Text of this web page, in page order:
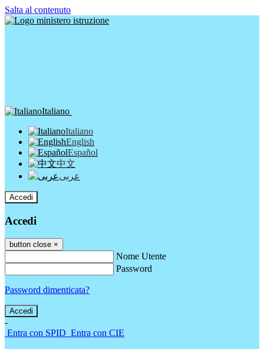
Salta al contenuto
Italiano
Italiano
English
Español
中文
عربى
Accedi
Accedi
button close ×
Nome Utente
Password
Password dimenticata?
-
Entra con SPID Entra con CIE